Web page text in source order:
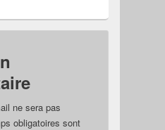
ne sera pas
obligatoires sont